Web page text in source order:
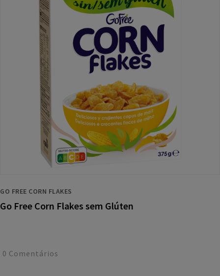
GO FREE CORN FLAKES
Go Free Corn Flakes sem Glúten
0 Comentários